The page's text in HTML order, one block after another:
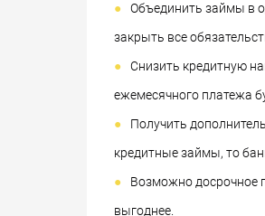
Объединить займы в
закрыть все
Снизить кредитную
ежемесячного платежа
Получить
кредитные займы, то
Возможно досрочное
выгоднее.